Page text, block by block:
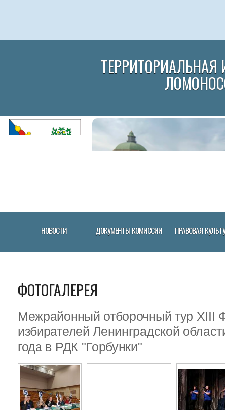
НОВОСТИ ДОКУМЕНТЫ КОМИССИИ ПРАВОВАЯ
ФОТОГАЛЕРЕЯ
Межрайонный отборочный тур XIII
избирателей Ленинградской
года в РДК "Горбунки"